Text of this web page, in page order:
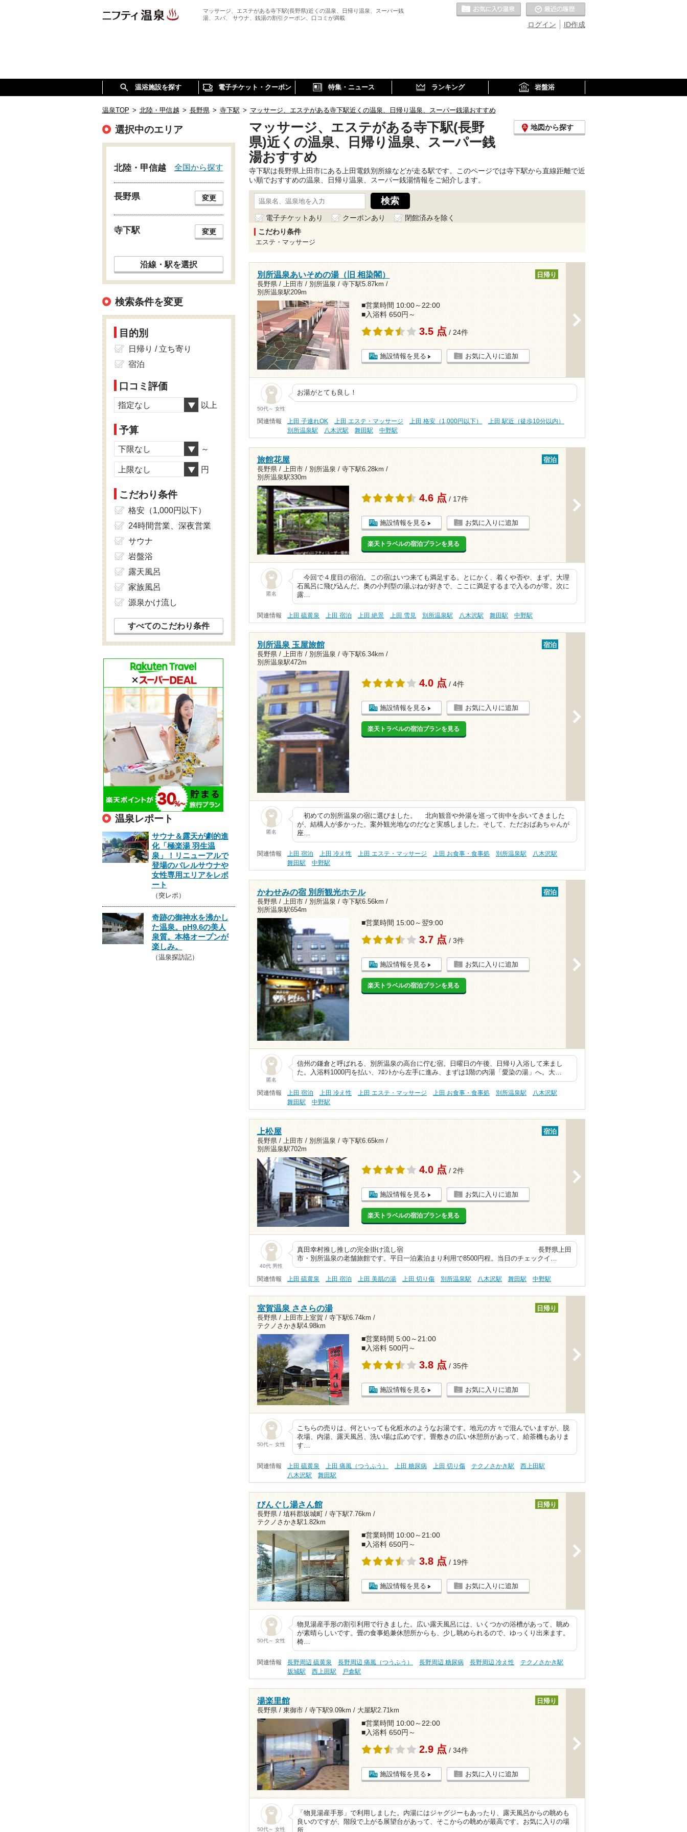
マッサージ、エステがある寺下駅(長野県)近くの温泉、日帰り温泉、スーパー銭
湯、スパ、 サウナ、銭湯の割引クーポン、口コミが満載
ID作成
ログイン
お気に入りの温泉
温浴施設を探す 電子チケット・クーポン 特集・ニュース ランキング 岩盤浴
温泉TOP > 北陸・甲信越 > 長野県 > 寺下駅 > マッサージ、エステがある寺下駅近くの温泉、日帰り温泉、スーパー銭湯おすすめ
マッサージ、エステがある寺下駅(長野
県)近くの温泉、日帰り温泉、スーパー銭
湯おすすめ
地図から探す
寺下駅は長野県上田市にある上田電鉄別所線などが走る駅です。このページでは寺下駅から直線距離で近
い順でおすすめの温泉、日帰り温泉、スーパー銭湯情報をご紹介します。
電子チケットあり クーポンあり
閉館済みを除く
こだわり条件
エステ・マッサージ
別所温泉あいそめの湯（旧 相染閣）
長野県 / 上田市 / 別所温泉 / 寺下駅5.87km /
別所温泉駅209m
日帰り
■営業時間 10:00～22:00
■入浴料 650円～
3.5 点 / 24件
施設情報を見る お気に入りに追加
50代～ 女性
お湯がとても良し！
関連情報 上田 子連れOK 上田 エステ・マッサージ 上田 格安（1,000円以下）
上田 駅近（徒歩10分以内）
別所温泉駅
八木沢駅 舞田駅 中野駅
旅館花屋
長野県 / 上田市 / 別所温泉 / 寺下駅6.28km /
別所温泉駅330m
宿泊
4.6 点 / 17件
施設情報を見る お気に入りに追加
楽天トラベルの宿泊プランを見る
匿名
今回で４度目の宿泊。この宿はいつ来ても満足する。とにかく、着くや否や、まず、大理
石風呂に飛び込んだ。奥の小判型の湯ぶねが好きで、ここに満足するまで入るのが常。次に
露…
関連情報 上田 硫黄泉 上田 宿泊 上田 絶景 上田 雪見 別所温泉駅 八木沢駅 舞田駅 中野駅
別所温泉 玉屋旅館
長野県 / 上田市 / 別所温泉 / 寺下駅6.34km /
別所温泉駅472m
宿泊
4.0 点 / 4件
施設情報を見る お気に入りに追加
楽天トラベルの宿泊プランを見る
匿名
初めての別所温泉の宿に選びました。 北向観音や外湯を巡って街中を歩いてきました
が、結構人が多かった。案外観光地なのだなと実感しました。そして、ただおばあちゃんが
座…
関連情報 上田 宿泊 上田 冷え性 上田 エステ・マッサージ 上田 お食事・食事処 別所温泉駅
八木沢駅
舞田駅
中野駅
かわせみの宿 別所観光ホテル
長野県 / 上田市 / 別所温泉 / 寺下駅6.56km /
別所温泉駅654m
宿泊
■営業時間 15:00～翌9:00
3.7 点 / 3件
施設情報を見る お気に入りに追加
楽天トラベルの宿泊プランを見る
匿名
信州の鎌倉と呼ばれる、別所温泉の高台に佇む宿。日曜日の午後、日帰り入浴して来まし
た。入浴料1000円を払い、ﾌﾛﾝﾄから左手に進み、まずは1階の内湯「愛染の湯」へ。大…
関連情報 上田 宿泊 上田 冷え性 上田 エステ・マッサージ 上田 お食事・食事処 別所温泉駅
八木沢駅
舞田駅
中野駅
上松屋
長野県 / 上田市 / 別所温泉 / 寺下駅6.65km /
別所温泉駅702m
宿泊
4.0 点 / 2件
施設情報を見る お気に入りに追加
楽天トラベルの宿泊プランを見る
40代 男性
真田幸村推し推しの完全掛け流し宿 長野県上田
市・別所温泉の老舗旅館です。平日一泊素泊まり利用で8500円程。当日のチェックイ…
関連情報 上田 硫黄泉 上田 宿泊 上田 美肌の湯 上田 切り傷 別所温泉駅 八木沢駅 舞田駅 中野駅
室賀温泉 ささらの湯
長野県 / 上田市上室賀 / 寺下駅6.74km /
テクノさかき駅4.98km
日帰り
■営業時間 5:00～21:00
■入浴料 500円～
3.8 点 / 35件
施設情報を見る お気に入りに追加
50代～ 女性
こちらの売りは、何といっても化粧水のようなお湯です。地元の方々で混んでいますが、脱
衣場、内湯、露天風呂、洗い場は広めです。畳敷きの広い休憩所があって、給茶機もありま
す…
関連情報 上田 硫黄泉 上田 痛風（つうふう） 上田 糖尿病 上田 切り傷 テクノさかき駅
西上田駅
八木沢駅
舞田駅
びんぐし湯さん館
長野県 / 埴科郡坂城町 / 寺下駅7.76km /
テクノさかき駅1.82km
日帰り
■営業時間 10:00～21:00
■入浴料 650円～
3.8 点 / 19件
施設情報を見る お気に入りに追加
50代～ 女性
物見湯産手形の割引利用で行きました。広い露天風呂には、いくつかの浴槽があって、眺め
が素晴らしいです。畳の食事処兼休憩所からも、少し眺められるので、ゆっくり出来ます。
椅…
関連情報 長野周辺 硫黄泉 長野周辺 痛風（つうふう） 長野周辺 糖尿病 長野周辺 冷え性
テクノさかき駅
坂城駅
西上田駅 戸倉駅
湯楽里館
長野県 / 東御市 / 寺下駅9.09km / 大屋駅2.71km
日帰り
■営業時間 10:00～22:00
■入浴料 650円～
2.9 点 / 34件
施設情報を見る お気に入りに追加
50代～ 女性
「物見湯産手形」で利用しました。内湯にはジャグジーもあったり、露天風呂からの眺めも
良いのですが、階段で上がる展望台があって、そこからの眺めが最高です。お気に入りの場
所…
選択中のエリア
北陸・甲信越 全国から探す
長野県 変更
寺下駅 変更
沿線・駅を選択
検索条件を変更
目的別
日帰り / 立ち寄り
宿泊
口コミ評価
指定なし 以上
予算
下限なし ～
上限なし 円
こだわり条件
格安（1,000円以下）
24時間営業、深夜営業
サウナ
岩盤浴
露天風呂
家族風呂
源泉かけ流し
すべてのこだわり条件
温泉レポート
サウナ＆露天が劇的進
化「極楽湯 羽生温
泉」！リニューアルで
登場のバレルサウナや
女性専用エリアをレポ
ート
（突レポ）
奇跡の御神水を沸かし
た温泉。pH9.6の美人
泉質。本格オープンが
楽しみ。
（温泉探訪記）